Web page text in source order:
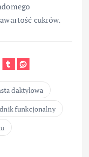
cukrów.
daktylowa
funkcjonalny